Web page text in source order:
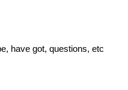
have got, questions, etc